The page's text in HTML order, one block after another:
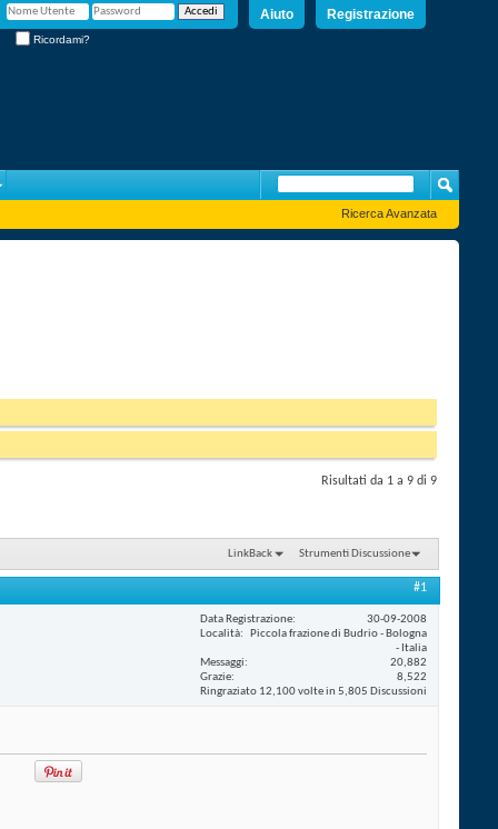
Registrazione
Aiuto
Ricordami?
Ricerca Avanzata
Risultati da 1 a 9 di 9
LinkBack Strumenti Discussione
#1
Data Registrazione
30-09-2008
Località
Piccola frazione di Budrio - Bologna
- Italia
Messaggi
20,882
Grazie
8,522
Ringraziato 12,100 volte in 5,805 Discussioni